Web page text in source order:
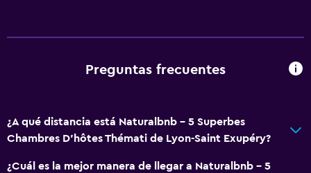
Preguntas frecuentes
¿A qué distancia está Naturalbnb - 5 Superbes
Chambres D'hôtes Thémati de Lyon-Saint Exupéry?
¿Cuál es la mejor manera de llegar a Naturalbnb - 5